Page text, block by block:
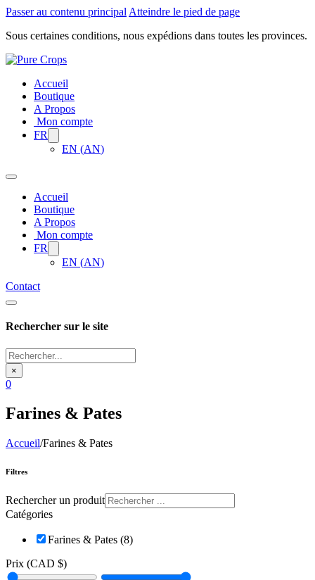
Passer au contenu principal Atteindre le pied de page
Sous certaines conditions, nous expédions dans toutes les provinces.
Accueil
Boutique
A Propos
Mon compte
FR
EN (AN)
Accueil
Boutique
A Propos
Mon compte
FR
EN (AN)
Contact
Rechercher sur le site
Rechercher...
×
0
Farines & Pates
Accueil/Farines & Pates
Filtres
Rechercher un produit
Catégories
Farines & Pates (8)
Prix (CAD $)